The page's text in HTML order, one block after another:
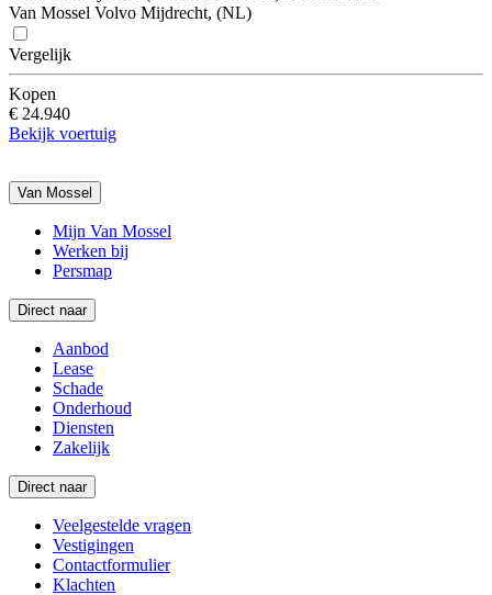
Van Mossel Volvo Mijdrecht, (NL)
Vergelijk
Kopen
€ 24.940
Bekijk voertuig
Van Mossel
Mijn Van Mossel
Werken bij
Persmap
Direct naar
Aanbod
Lease
Schade
Onderhoud
Diensten
Zakelijk
Direct naar
Veelgestelde vragen
Vestigingen
Contactformulier
Klachten